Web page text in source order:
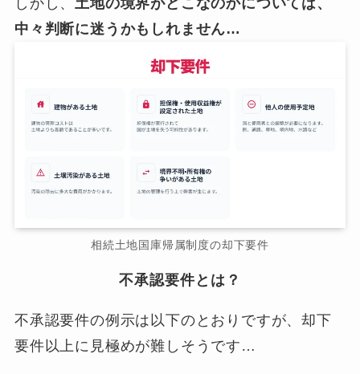
しかし、土地の境界がどこなのかについては、
中々判断に迷うかもしれません…
相続土地国庫帰属制度の却下要件
不承認要件とは？
不承認要件の例示は以下のとおりですが、却下
要件以上に見極めが難しそうです…